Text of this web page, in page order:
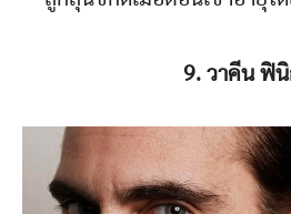
9. วาคีน ฟิ